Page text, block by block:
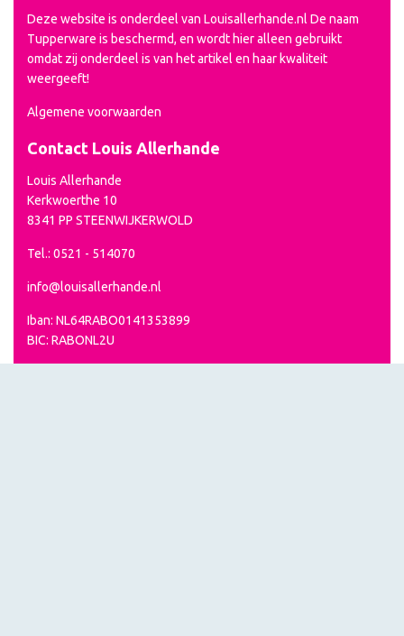
Deze website is onderdeel van Louisallerhande.nl De naam
Tupperware is beschermd, en wordt hier alleen gebruikt
omdat zij onderdeel is van het artikel en haar kwaliteit
weergeeft!
Algemene voorwaarden
Contact Louis Allerhande
Louis Allerhande
Kerkwoerthe 10
8341 PP STEENWIJKERWOLD
Tel.: 0521 - 514070
info@louisallerhande.nl
Iban: NL64RABO0141353899
BIC: RABONL2U